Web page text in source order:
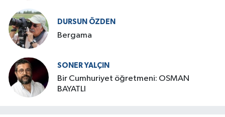
DURSUN ÖZDEN
Bergama
SONER YALÇIN
Bir Cumhuriyet öğretmeni: OSMAN
BAYATLI